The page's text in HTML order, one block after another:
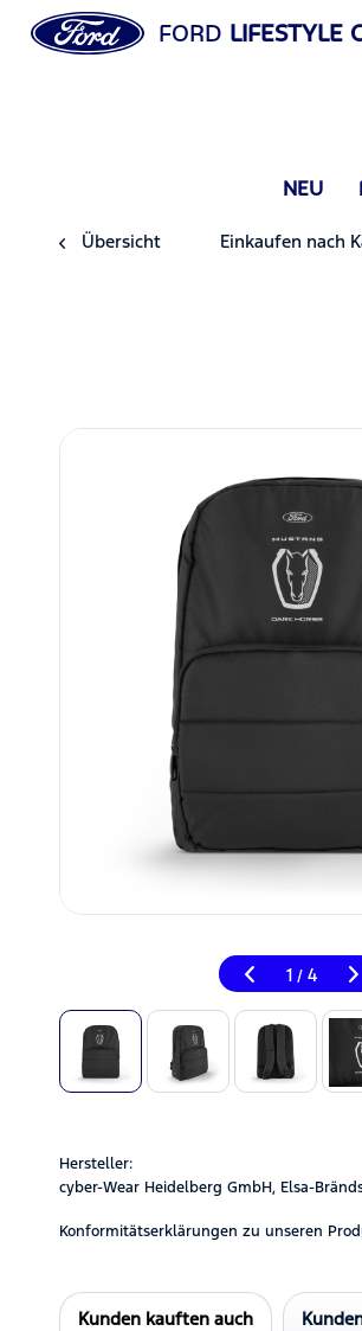
FORD LIFESTYLE
NEU
Übersicht Einkaufen nach
1 / 4
Hersteller:
cyber-Wear Heidelberg GmbH, Elsa-
Konformitätserklärungen zu unseren
Kunden kauften auch